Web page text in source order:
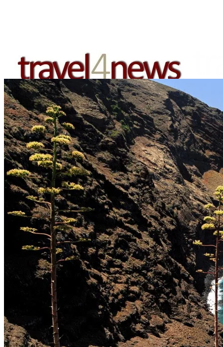
EUROPA
DEUTSCHLAND
FINNLAND
FRANKREICH
GRIECHENLAND
GROSSBRITANNIEN
IRLAND
ISLAND
ITALIEN
KANARISCHE INSELN
EUROPA
KROATIEN
MADEIRA
MALLORCA
MALTA
ÖSTERREICH
PORTUGAL
SCHWEDEN
SCHWEIZ
SPANIEN
SÜDTIROL